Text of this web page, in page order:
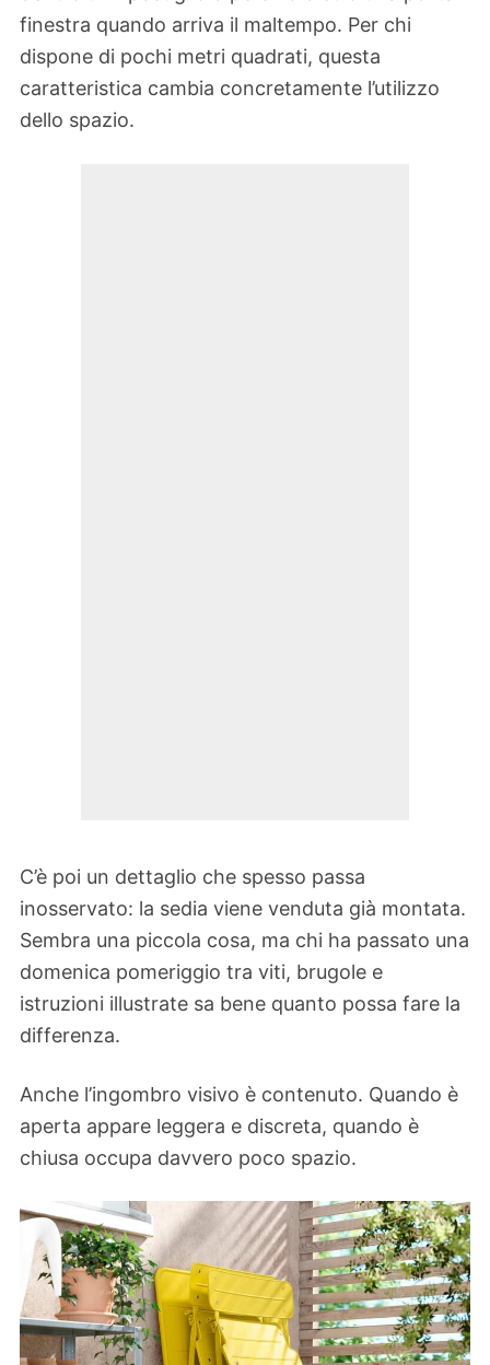
finestra quando arriva il maltempo. Per chi
dispone di pochi metri quadrati, questa
caratteristica cambia concretamente l’utilizzo
dello spazio.
C’è poi un dettaglio che spesso passa
inosservato: la sedia viene venduta già montata.
Sembra una piccola cosa, ma chi ha passato una
domenica pomeriggio tra viti, brugole e
istruzioni illustrate sa bene quanto possa fare la
differenza.
Anche l’ingombro visivo è contenuto. Quando è
aperta appare leggera e discreta, quando è
chiusa occupa davvero poco spazio.